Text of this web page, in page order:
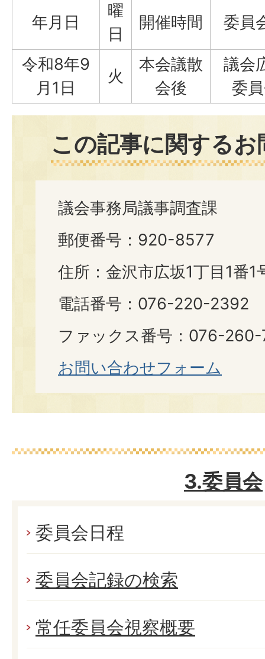
年月日
曜
日
開催時間 委員
令和8年9
月1日
火
本会議散
会後
議会
委
この記事に関する
議会事務局議事調査課
郵便番号：920-8577
住所：金沢市広坂1丁目1番1
電話番号：076-220-2392
ファックス番号：076-
お問い合わせフォーム
3.委員会
委員会日程
委員会記録の検索
常任委員会視察概要